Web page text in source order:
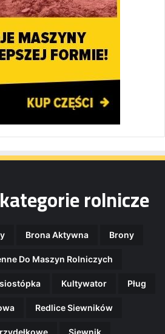
rolnicze
Brona Aktywna Brony
Do Maszyn Rolniczych
Kultywator Pług
Redlice Siewników
Siewnik